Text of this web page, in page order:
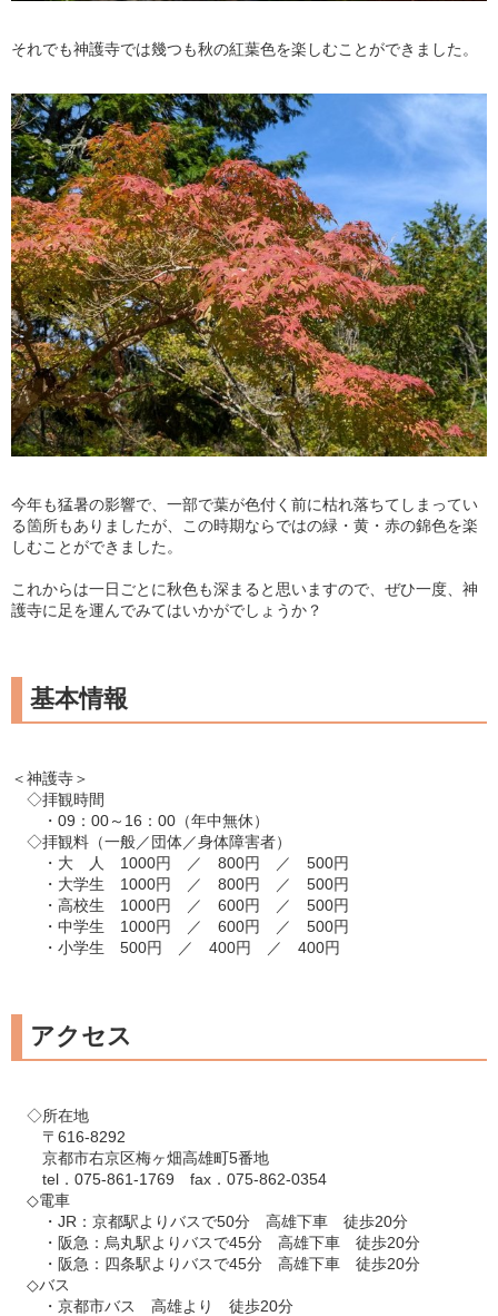
それでも神護寺では幾つも秋の紅葉色を楽しむことができました。
今年も猛暑の影響で、一部で葉が色付く前に枯れ落ちてしまってい
る箇所もありましたが、この時期ならではの緑・黄・赤の錦色を楽
しむことができました。
これからは一日ごとに秋色も深まると思いますので、ぜひ一度、神
護寺に足を運んでみてはいかがでしょうか？
基本情報
＜神護寺＞
◇拝観時間
・09：00～16：00（年中無休）
◇拝観料（一般／団体／身体障害者）
・大 人 1000円 ／ 800円 ／ 500円
・大学生 1000円 ／ 800円 ／ 500円
・高校生 1000円 ／ 600円 ／ 500円
・中学生 1000円 ／ 600円 ／ 500円
・小学生 500円 ／ 400円 ／ 400円
アクセス
◇所在地
〒616-8292
京都市右京区梅ヶ畑高雄町5番地
tel．075-861-1769 fax．075-862-0354
◇電車
・JR：京都駅よりバスで50分 高雄下車 徒歩20分
・阪急：烏丸駅よりバスで45分 高雄下車 徒歩20分
・阪急：四条駅よりバスで45分 高雄下車 徒歩20分
◇バス
・京都市バス 高雄より 徒歩20分